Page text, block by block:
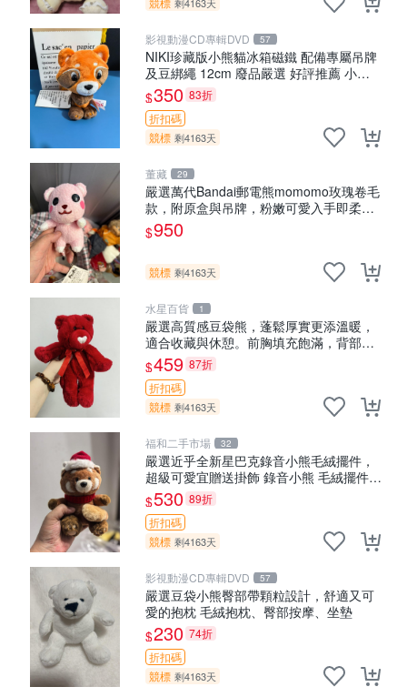
剩4163天
影視動漫CD專輯DVD 57
NIKI珍藏版小熊貓冰箱磁鐵 配備專屬吊牌
及豆綁繩 12cm 廢品嚴選 好評推薦 小熊
貓冰箱貼 磁鐵掛件 冰箱飾品
$350 83折
折扣碼
競標 剩4163天
董藏 29
嚴選萬代Bandai郵電熊momomo玫瑰卷毛
款，附原盒與吊牌，粉嫩可愛入手即柔軟
～ 玫瑰卷毛 郵電熊 正品
$950
競標 剩4163天
水星百貨 1
嚴選高質感豆袋熊，蓬鬆厚實更添溫暖，
適合收藏與休憩。前胸填充飽滿，背部亦
具優雅設計。 豆袋熊 保暖 溫柔 蓬松
$459 87折
折扣碼
競標 剩4163天
福和二手市場 32
嚴選近乎全新星巴克錄音小熊毛絨擺件，
超級可愛宜贈送掛飾 錄音小熊 毛絨擺件
贈品
$530 89折
折扣碼
競標 剩4163天
影視動漫CD專輯DVD 57
嚴選豆袋小熊臀部帶顆粒設計，舒適又可
愛的抱枕 毛絨抱枕、臀部按摩、坐墊
$230 74折
折扣碼
競標 剩4163天